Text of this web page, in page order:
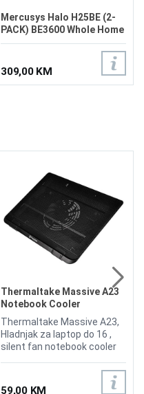
Mercusys Halo H25BE (2-
PACK) BE3600 Whole Home
Mesh Wi-Fi 7 System
309,00 KM
Thermaltake Massive A23
Notebook Cooler
Thermaltake Massive A23,
Hladnjak za laptop do 16 ,
silent fan notebook cooler
59,00 KM